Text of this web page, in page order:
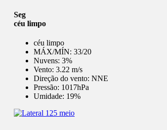
Seg
céu limpo
céu limpo
MÁX/MÍN: 33/20
Nuvens: 3%
Vento: 3.22 m/s
Direção do vento: NNE
Pressão: 1017hPa
Umidade: 19%